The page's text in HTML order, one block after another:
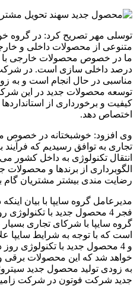
توسلی مهر تصریح کرد: در گروه
متنوعی از محصولات داخلی و
درصد داخلی سازی است. در
مناسبی در حال انجام است و به
توسعه محصولات جدید در این
کیفیت و برخورداری از
اختصاص دهد.
وی افزود: خوشبختانه در خصوص
تجاری به توافق رسیدیم که
انتقال تکنولوژی به داخل کشور
الگوبرداری از برندها و
رضایت مندی بیشتر مشتریان گام
مدیرعامل گروه سایپا با بیان
فجر 4 محصول جدید با
گروه سایپا با شرکای تجاری
است که با توجه به شرایط سایپا
و 4 محصول جدید با تکنولوژی
خواهد شد که این محصولات برقی و
به زودی تولید محصول جدید
جدید شرکت فوتون در شرکت